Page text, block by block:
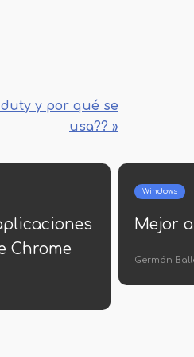
y por qué se
usa?? »
grabar un CD en vivo
una unidad flash